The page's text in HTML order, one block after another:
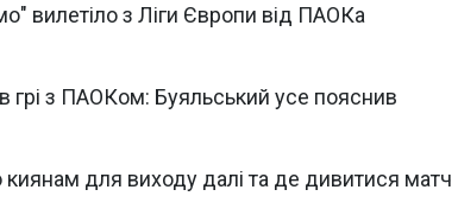
вилетіло з Ліги Європи від ПАОКа
грі з ПАОКом: Буяльський усе пояснив
для виходу далі та де дивитися матч